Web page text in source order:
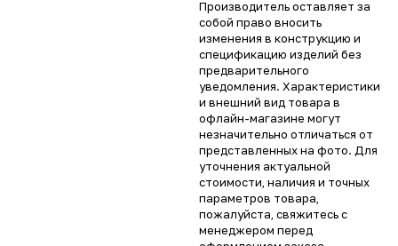
Производитель оставляет за
собой право вносить
изменения в конструкцию и
спецификацию изделий без
предварительного
уведомления. Характеристики
и внешний вид товара в
офлайн-магазине могут
незначительно отличаться от
представленных на фото. Для
уточнения актуальной
стоимости, наличия и точных
параметров товара,
пожалуйста, свяжитесь с
менеджером перед